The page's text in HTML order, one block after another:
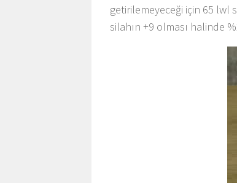
getirilemeyeceği için 65 lwl
silahın +9 olması halinde